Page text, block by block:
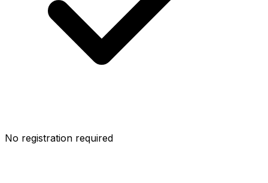
No registration required